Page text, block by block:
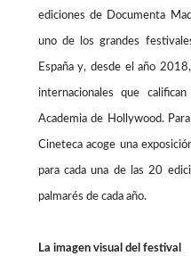
ediciones de Documenta
uno de los grandes
España y, desde el año
internacionales que
Academia de Hollywood.
Cineteca acoge una
para cada una de las 20
palmarés de cada año.
La imagen visual del festival